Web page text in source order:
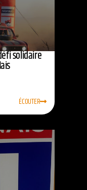
solidaire
ÉCOUTER